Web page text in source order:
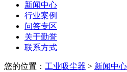
新闻中心
行业案例
问答专区
关于勤誉
联系方式
您的位置： 工业吸尘器 > 新闻中心